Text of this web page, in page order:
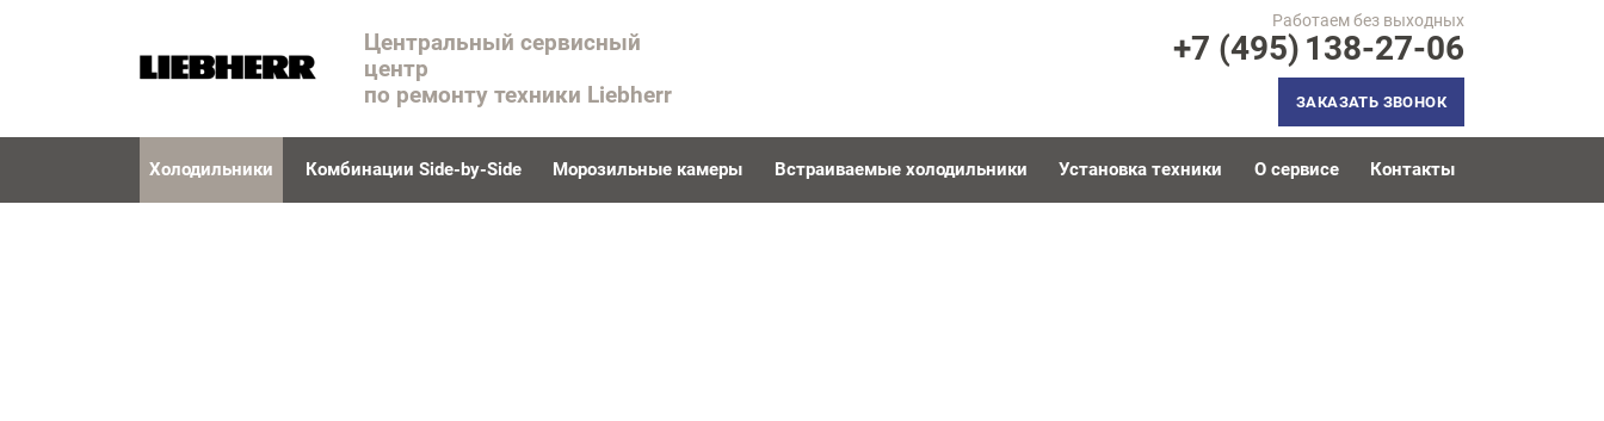
Центральный сервисный
центр
по ремонту техники Liebherr
Работаем без выходных
+7 (495) 138-27-06
ЗАКАЗАТЬ ЗВОНОК
Холодильники Комбинации Side-by-Side Морозильные камеры Встраиваемые холодильники Установка техники О сервисе Контакты